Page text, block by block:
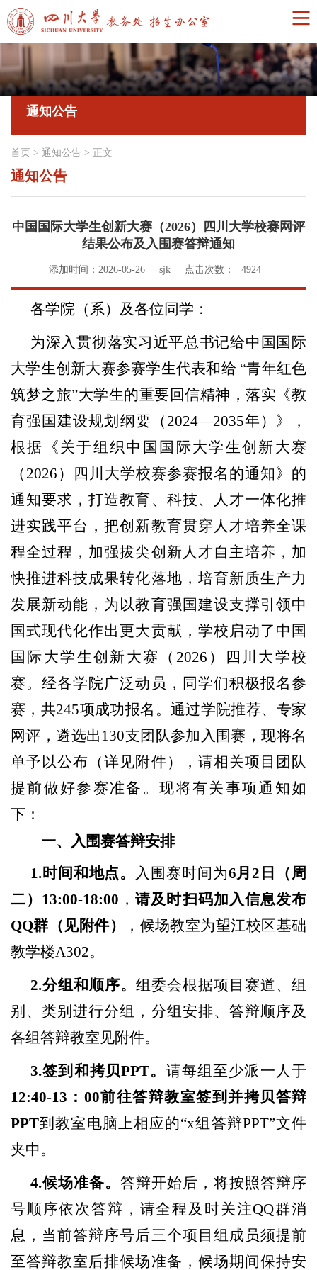
通知公告
首页 > 通知公告 > 正文
通知公告
中国国际大学生创新大赛（2026）四川大学校赛网评
结果公布及入围赛答辩通知
添加时间：2026-05-26 sjk 点击次数： 4924
各学院（系）及各位同学：
为深入贯彻落实习近平总书记给中国国际
大学生创新大赛参赛学生代表和给 “青年红色
筑梦之旅”大学生的重要回信精神，落实《教
育强国建设规划纲要（2024—2035年）》，
根据《关于组织中国国际大学生创新大赛
（2026）四川大学校赛参赛报名的通知》的
通知要求，打造教育、科技、人才一体化推
进实践平台，把创新教育贯穿 人才培养全课
程全过程，加强拔尖创新人才自主培养，加
快推进科技成果转化落地，培育新质生产力
发展新动能，为以教育强国建设支撑引领中
国式现代化作出更大贡献 ， 学校启动了中国
国际大学生创新大赛（ 2026）四川大学校
赛。经各学院广泛动员，同学们积极报名参
赛，共245项成功报名。通过学院推荐、专家
网评，遴选出130支团队参加入围赛，现将名
单予以公布（详见附件），请相关项目团队
提前做好参赛准备。现将有关事项通知如
下：
一、入围赛答辩安排
1.时间和地点。
入围赛时间为6月2日（周
二）13:00-18:00 ，请及时扫码加入信息发布
QQ群（见附件）
，候场教室为望江校区基础
教学楼A302。
2.分组和顺序。 组委会根据项目赛道、组
别、类别进行分组，分组安排、答辩顺序及
各组答辩教室见附件。
3.签到和拷贝PPT。 请每组至少派一人于
12:40-13：00前往答辩教室签到并拷贝答辩
PPT到教室电脑上相应的“x组答辩PPT”文件
夹中。
4.候场准备。 答辩开始后，将按照答辩序
号顺序依次答辩，请全程及时关注QQ群消
息，当前答辩序号后三个项目组成员须提前
至答辩教室后排候场准备，候场期间保持安